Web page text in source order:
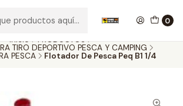
0
Inicio
PRODUCTOS
TIRO DEPORTIVO PESCA Y CAMPING
PESCA
Flotador De Pesca Peq B1 1/4